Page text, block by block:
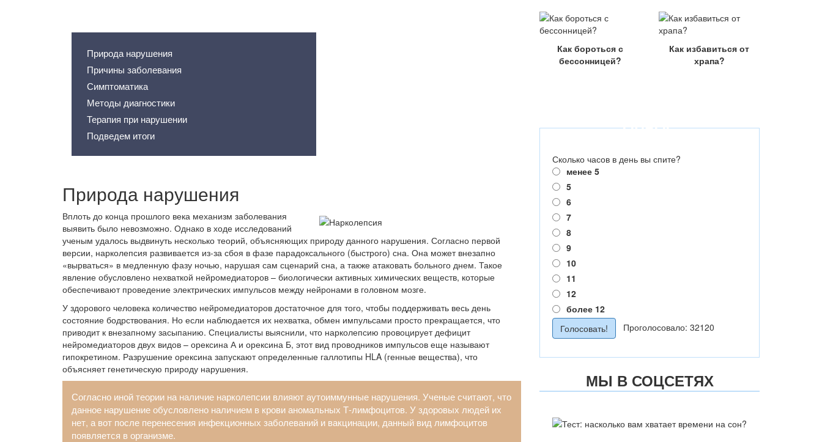
Природа нарушения
Причины заболевания
Симптоматика
Методы диагностики
Терапия при нарушении
Подведем итоги
Природа нарушения
Вплоть до конца прошлого века механизм заболевания
выявить было невозможно. Однако в ходе исследований
ученым удалось выдвинуть несколько теорий, объясняющих природу данного нарушения. Согласно первой
версии, нарколепсия развивается из-за сбоя в фазе парадоксального (быстрого) сна. Она может внезапно
«вырваться» в медленную фазу ночью, нарушая сам сценарий сна, а также атаковать больного днем. Такое
явление обусловлено нехваткой нейромедиаторов – биологически активных химических веществ, которые
обеспечивают проведение электрических импульсов между нейронами в головном мозге.
У здорового человека количество нейромедиаторов достаточное для того, чтобы поддерживать весь день
состояние бодрствования. Но если наблюдается их нехватка, обмен импульсами просто прекращается, что
приводит к внезапному засыпанию. Специалисты выяснили, что нарколепсию провоцирует дефицит
нейромедиаторов двух видов – орексина А и орексина Б, этот вид проводников импульсов еще называют
гипокретином. Разрушение орексина запускают определенные галлотипы HLA (генные вещества), что
объясняет генетическую природу нарушения.
Согласно иной теории на наличие нарколепсии влияют аутоиммунные нарушения. Ученые считают, что
данное нарушение обусловлено наличием в крови аномальных Т-лимфоцитов. У здоровых людей их
нет, а вот после перенесения инфекционных заболеваний и вакцинации, данный вид лимфоцитов
появляется в организме.
Как бороться с
бессонницей?
Как избавиться от
храпа?
ОПРОС
Сколько часов в день вы спите?
менее 5
5
6
7
8
9
10
11
12
более 12
Проголосовало: 32120
МЫ В СОЦСЕТЯХ